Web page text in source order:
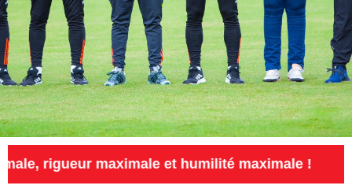
maximale et humilité maximale ! Exigence